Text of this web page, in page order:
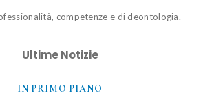
competenze e di deontologia.
Ultime Notizie
IN PRIMO PIANO